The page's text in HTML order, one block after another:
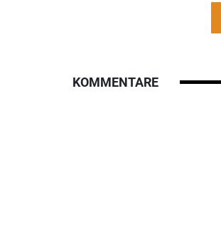
KOMMENTARE